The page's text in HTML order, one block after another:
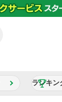
ランキン